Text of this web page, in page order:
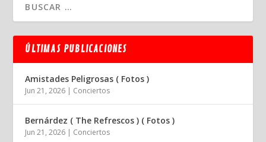
ÚLTIMAS PUBLICACIONES
Amistades Peligrosas ( Fotos )
Jun 21, 2026 | Conciertos
Bernárdez ( The Refrescos ) ( Fotos )
Jun 21, 2026 | Conciertos